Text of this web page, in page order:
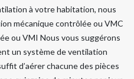
à votre habitation, nous
mécanique contrôlée ou VMC
ou VMI Nous vous suggérons
un système de ventilation
d’aérer chacune des pièces